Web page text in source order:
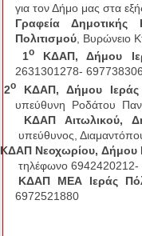
για τον Δήμο μας στα
Γραφεία Δημοτικής
Πολιτισμού , Βυρώνειο
1ο ΚΔΑΠ, Δήμου
2631301278-
2ο ΚΔΑΠ, Δήμου Ιεράς
υπεύθυνη
Ροδάτου
ΚΔΑΠ Αιτωλικού,
υπεύθυνος,
ΚΔΑΠ Νεοχωρίου, Δήμου
τηλέφωνο 6942420212-
ΚΔΑΠ ΜΕΑ Ιεράς
6972521880